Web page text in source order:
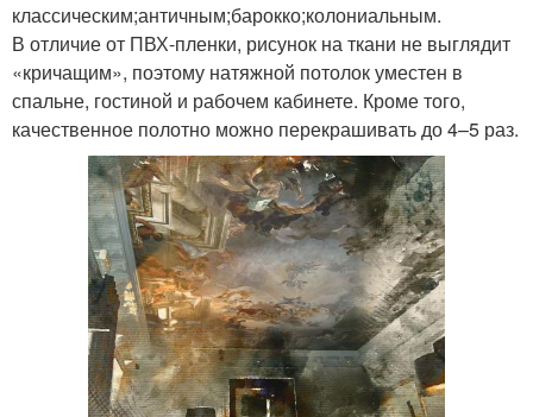
классическим;античным;барокко;колониальным.
В отличие от ПВХ-пленки, рисунок на ткани не выглядит
«кричащим», поэтому натяжной потолок уместен в
спальне, гостиной и рабочем кабинете. Кроме того,
качественное полотно можно перекрашивать до 4–5 раз.